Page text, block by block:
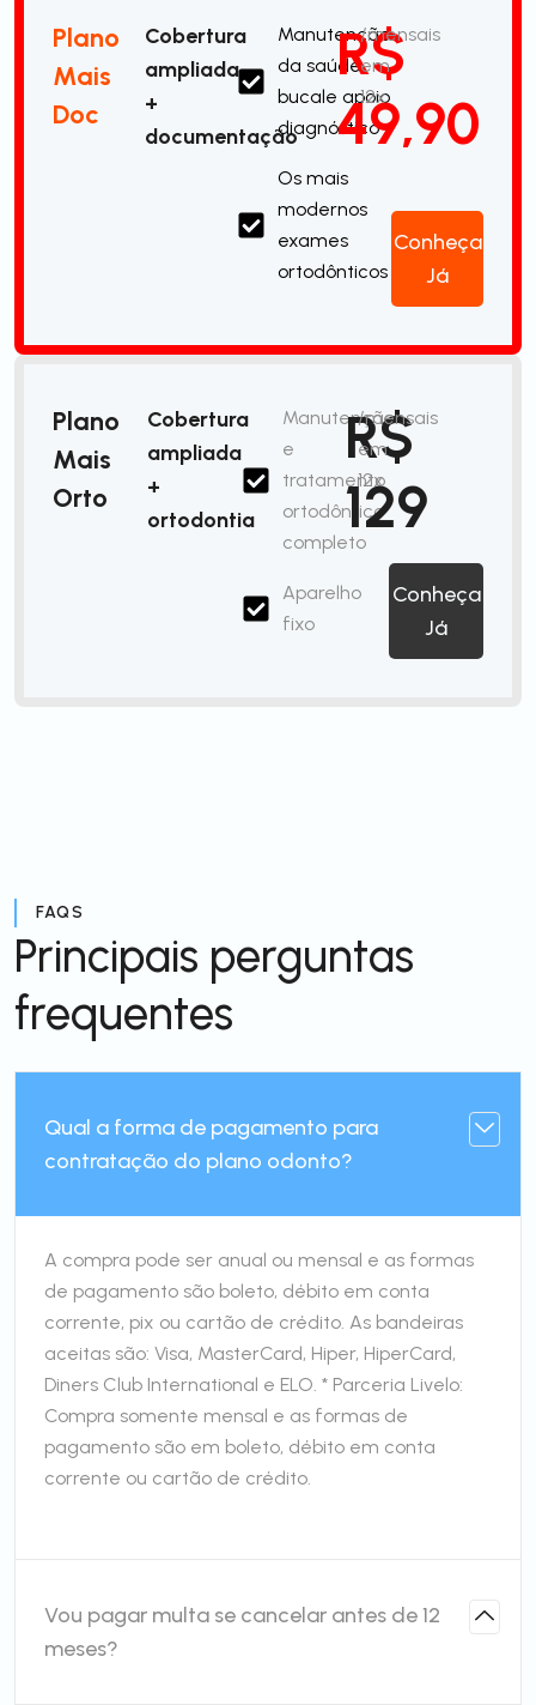
Plano
Mais
Doc
Cobertura
ampliada
+
documentação
Manutenção
da saúde
bucale apoio
diagnóstico
Os mais
modernos
exames
ortodônticos
R$
49,90
/mensais
em
12x
Conheça
Já
Plano
Mais
Orto
Cobertura
ampliada
+
ortodontia
Manutenção
e
tratamento
ortodôntico
completo
Aparelho
fixo
R$
129
/mensais
em
12x
Conheça
Já
FAQS
Principais perguntas
frequentes
Qual a forma de pagamento para
contratação do plano odonto?
A compra pode ser anual ou mensal e as formas
de pagamento são boleto, débito em conta
corrente, pix ou cartão de crédito. As bandeiras
aceitas são: Visa, MasterCard, Hiper, HiperCard,
Diners Club International e ELO. * Parceria Livelo:
Compra somente mensal e as formas de
pagamento são em boleto, débito em conta
corrente ou cartão de crédito.
Vou pagar multa se cancelar antes de 12
meses?